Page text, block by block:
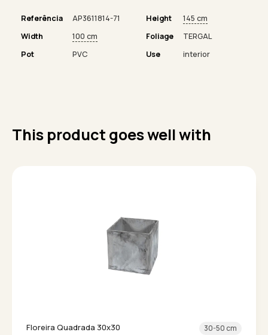
Referência AP3611814-71 Height
145 cm
Width
100 cm Foliage
TERGAL
Pot
PVC Use interior
This product goes well with
Floreira Quadrada 30x30 30-50 cm